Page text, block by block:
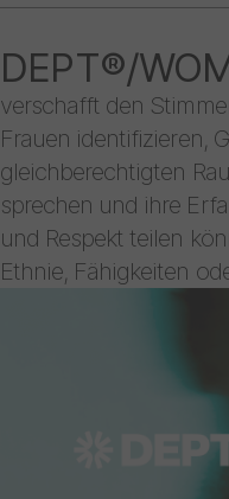
DEPT®/
verschafft den
Frauen identifizieren,
gleichberechtigten
sprechen und ihre
und Respekt teilen
Ethnie, Fähigkeiten